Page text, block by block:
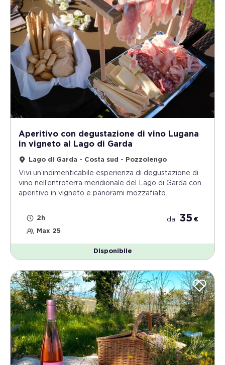
Aperitivo con degustazione di vino Lugana
in vigneto al Lago di Garda
Lago di Garda - Costa sud - Pozzolengo
Vivi un’indimenticabile esperienza di degustazione di
vino nell’entroterra meridionale del Lago di Garda con
aperitivo in vigneto e panorami mozzafiato.
2h
Max 25
da 35 €
Disponibile